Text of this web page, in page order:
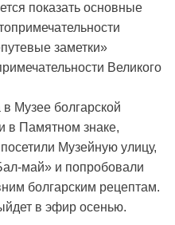
показать основные
заметки»
Великого
Музее болгарской
в Памятном знаке,
Музейную улицу,
май» и попробовали
болгарским рецептам.
в эфир осенью.